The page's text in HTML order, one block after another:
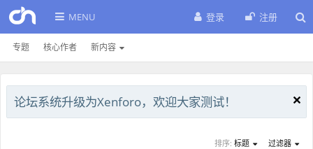
MENU
专题 核心作者 新内容
登录 注册
论坛系统升级为Xenforo，欢迎大家测试！
排序: 标题 过滤器